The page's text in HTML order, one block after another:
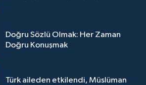
Doğru Sözlü Olmak: Her Zaman
Doğru Konuşmak
Türk aileden etkilendi, Müslüman